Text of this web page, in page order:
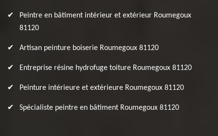
Peintre en bâtiment intérieur et extérieur Roumegoux
81120
Artisan peinture boiserie Roumegoux 81120
Entreprise résine hydrofuge toiture Roumegoux 81120
Peinture intérieure et extérieure Roumegoux 81120
Spécialiste peintre en bâtiment Roumegoux 81120